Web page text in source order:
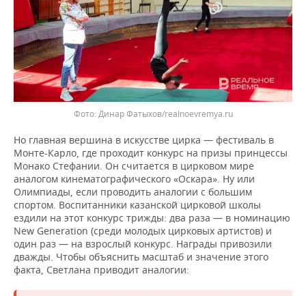
Фото: Динар Фатыхов/realnoevremya.ru
Но главная вершина в искусстве цирка — фестиваль в
Монте-Карло, где проходит конкурс на призы принцессы
Монако Стефании. Он считается в цирковом мире
аналогом кинематографического «Оскара». Ну или
Олимпиады, если проводить аналогии с большим
спортом. Воспитанники казанской цирковой школы
ездили на этот конкурс трижды: два раза — в номинацию
New Generation (среди молодых цирковых артистов) и
один раз — на взрослый конкурс. Награды привозили
дважды. Чтобы объяснить масштаб и значение этого
факта, Светлана приводит аналогии: